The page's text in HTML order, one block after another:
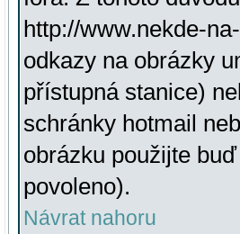
http://www.nekde-
odkazy na obrázky
přístupná stanice)
schránky hotmail
obrázku použijte
povoleno).
Návrat nahoru